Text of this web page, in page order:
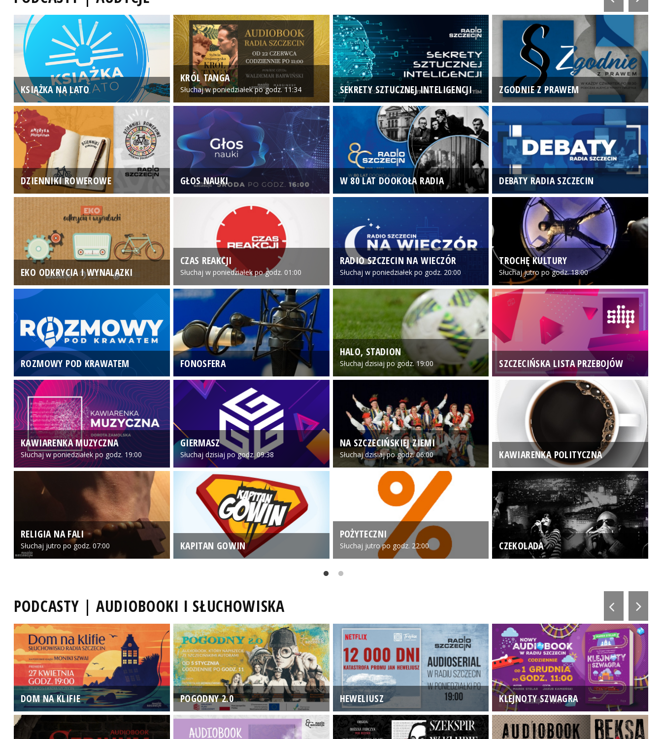
KSIĄŻKA NA LATO
KRÓL TANGA
Słuchaj w poniedziałek po godz. 11:34 SEKRETY SZTUCZNEJ INTELIGENCJI ZGODNIE Z PRAWEM
DZIENNIKI ROWEROWE GŁOS NAUKI W 80 LAT DOOKOŁA RADIA DEBATY RADIA SZCZECIN
EKO ODKRYCIA I WYNALAZKI
CZAS REAKCJI
Słuchaj w poniedziałek po godz. 01:00
RADIO SZCZECIN NA WIECZÓR
Słuchaj w poniedziałek po godz. 20:00
TROCHĘ KULTURY
Słuchaj jutro po godz. 18:00
ROZMOWY POD KRAWATEM FONOSFERA
HALO, STADION
Słuchaj dzisiaj po godz. 19:00 SZCZECIŃSKA LISTA PRZEBOJÓW
KAWIARENKA MUZYCZNA
Słuchaj w poniedziałek po godz. 19:00
GIERMASZ
Słuchaj dzisiaj po godz. 09:38
NA SZCZECIŃSKIEJ ZIEMI
Słuchaj dzisiaj po godz. 06:00 KAWIARENKA POLITYCZNA
RELIGIA NA FALI
Słuchaj jutro po godz. 07:00 KAPITAN GOWIN
POŻYTECZNI
Słuchaj jutro po godz. 22:00 CZEKOLADA
PODCASTY | AUDIOBOOKI I SŁUCHOWISKA
DOM NA KLIFIE POGODNY 2.0 HEWELIUSZ KLEJNOTY SZWAGRA